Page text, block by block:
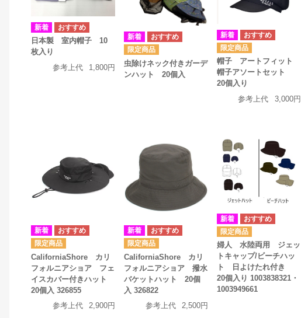
日本製 室内帽子 10
枚入り
参考上代
1,800円
虫除けネック付きガーデ
ンハット 20個入
帽子 アートフィット
帽子アソートセット
20個入り
参考上代
3,000円
CaliforniaShore カリ
フォルニアショア フェ
イスカバー付きハット
20個入 326855
参考上代
2,900円
CaliforniaShore カリ
フォルニアショア 撥水
バケットハット 20個
入 326822
参考上代
2,500円
婦人 水陸両用 ジェッ
トキャップ/ビーチハッ
ト 日よけたれ付き
20個入り 1003838321・
1003949661